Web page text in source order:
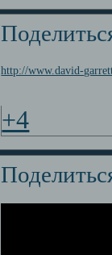
http://www.david-
+4